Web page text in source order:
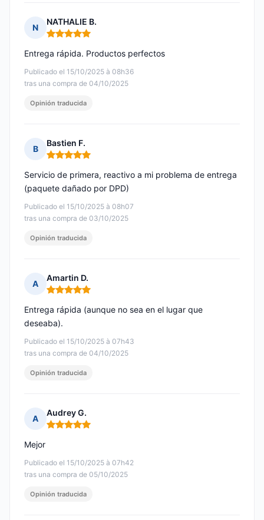
N
NATHALIE B.
Nota: 5 de 5
Publicado el 15/10/2025 à 08h36
tras una compra de 04/10/2025
Entrega rápida. Productos perfectos
Opinión traducida
B
Bastien F.
Nota: 5 de 5
Publicado el 15/10/2025 à 08h07
tras una compra de 03/10/2025
Servicio de primera, reactivo a mi problema de entrega
(paquete dañado por DPD)
Opinión traducida
A
Amartin D.
Nota: 5 de 5
Publicado el 15/10/2025 à 07h43
tras una compra de 04/10/2025
Entrega rápida (aunque no sea en el lugar que
deseaba).
Opinión traducida
A
Audrey G.
Nota: 5 de 5
Publicado el 15/10/2025 à 07h42
tras una compra de 05/10/2025
Mejor
Opinión traducida